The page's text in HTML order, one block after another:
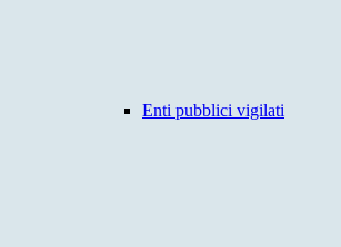
Enti pubblici vigilati